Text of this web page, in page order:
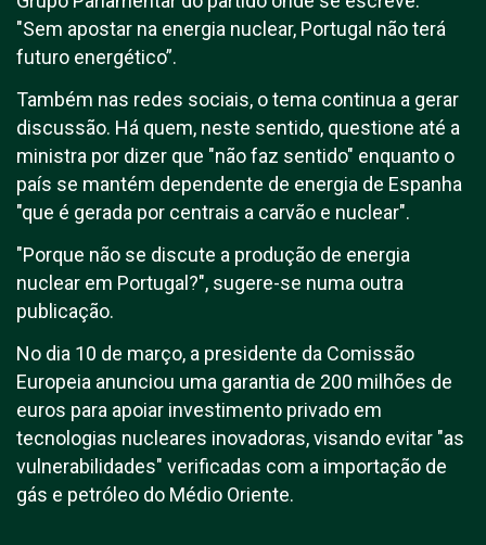
"Sem apostar na energia nuclear, Portugal não terá
futuro energético”.
Também nas redes sociais, o tema continua a gerar
discussão. Há quem, neste sentido, questione até a
ministra por dizer que "não faz sentido" enquanto o
país se mantém dependente de energia de Espanha
"que é gerada por centrais a carvão e nuclear".
"Porque não se discute a produção de energia
nuclear em Portugal?", sugere-se numa outra
publicação.
No dia 10 de março, a presidente da Comissão
Europeia anunciou uma garantia de 200 milhões de
euros para apoiar investimento privado em
tecnologias nucleares inovadoras, visando evitar "as
vulnerabilidades" verificadas com a importação de
gás e petróleo do Médio Oriente.